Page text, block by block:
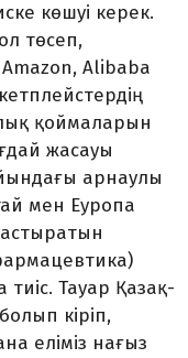
көшуі керек.
төсеп,
Alibaba
қоймаларын
жасауы
арнаулы
мен Еуропа
тиіс. Тауар Қазақ­
кіріп,
еліміз нағыз